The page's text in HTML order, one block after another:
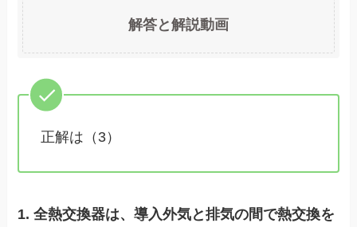
解答と解説動画
正解は（3）
1. 全熱交換器は、導入外気と排気の間で熱交換を